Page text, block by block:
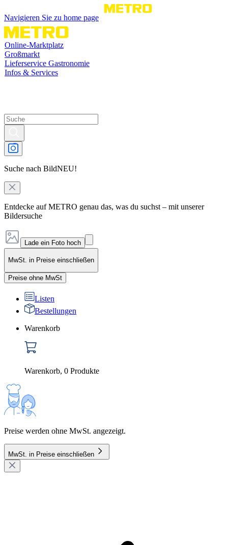
Navigieren Sie zu home page
Online-Marktplatz
Großmarkt
Lieferservice Gastronomie
Infos & Services
Suche nach BildNEU!
Entdecke auf METRO genau das, was du suchst – mit unserer
Bildersuche
Lade ein Foto hoch
MwSt. in Preise einschließen
Preise ohne MwSt
Listen
Bestellungen
Warenkorb
Warenkorb, 0 Produkte
Preise werden ohne MwSt. angezeigt.
MwSt. in Preise einschließen